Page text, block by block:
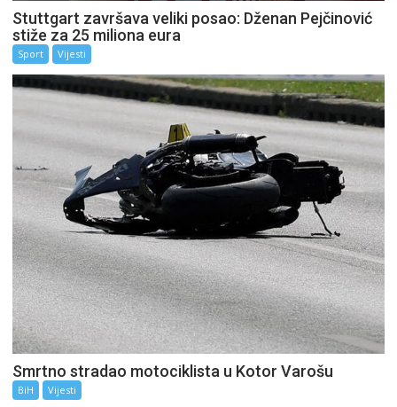
Stuttgart završava veliki posao: Dženan Pejčinović
stiže za 25 miliona eura
Sport Vijesti
Smrtno stradao motociklista u Kotor Varošu
BiH Vijesti